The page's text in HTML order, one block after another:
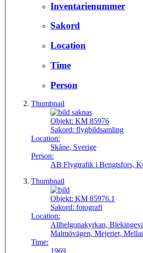
Inventarienummer
Sakord
Location
Time
Person
Thumbnail
Objekt: KM 85976
Sakord: flygbildsamling
Location:
Skåne, Sverige
Person:
AB Flygtrafik i Bengtsfors,
Thumbnail
Objekt: KM 85976.1
Sakord: fotografi
Location:
Allhelgonakyrkan,
Malmövägen, Mejeriet,
Time:
1969